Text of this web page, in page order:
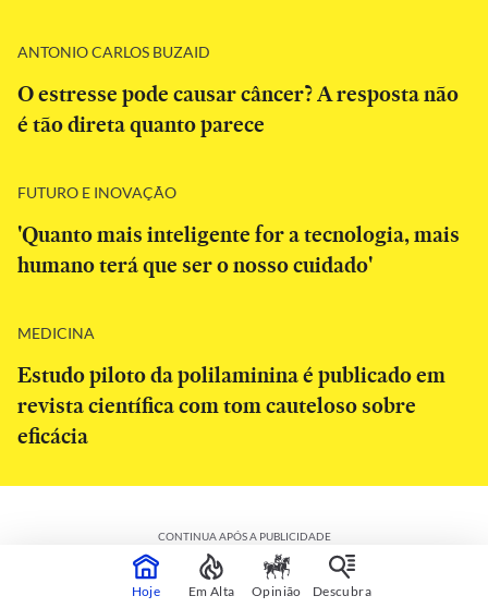
ANTONIO CARLOS BUZAID
O estresse pode causar câncer? A resposta não
é tão direta quanto parece
FUTURO E INOVAÇÃO
'Quanto mais inteligente for a tecnologia, mais
humano terá que ser o nosso cuidado'
MEDICINA
Estudo piloto da polilaminina é publicado em
revista científica com tom cauteloso sobre
eficácia
CONTINUA APÓS A PUBLICIDADE
Hoje Em Alta Opinião Descubra